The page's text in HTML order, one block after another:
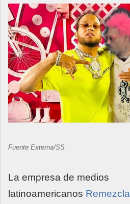
Fuente Externa/SS
La empresa de medios
latinoamericanos Remezcla